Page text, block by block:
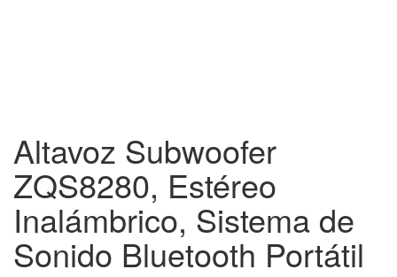
Altavoz Subwoofer
ZQS8280, Estéreo
Inalámbrico, Sistema de
Sonido Bluetooth Portátil